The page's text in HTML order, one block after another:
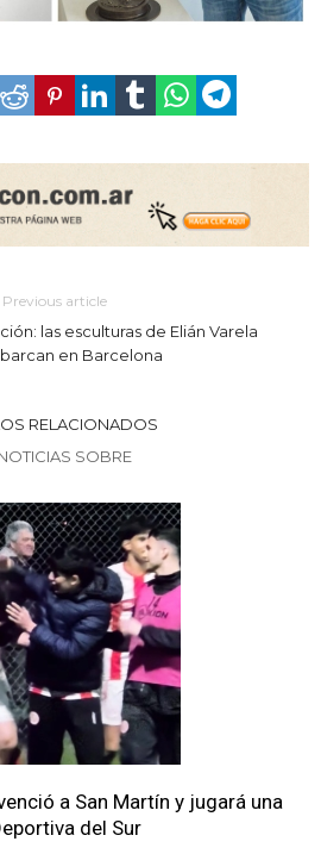
Previous article
las esculturas de Elián Varela
en Barcelona
RELACIONADOS
SOBRE
a San Martín y jugará una
del Sur